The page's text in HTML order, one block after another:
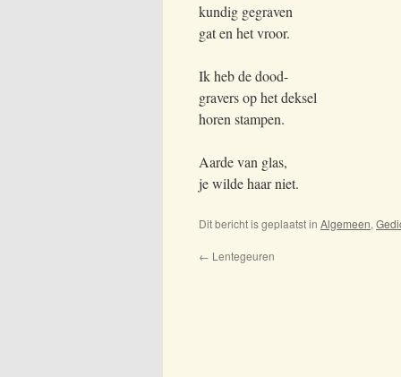
kundig gegraven
gat en het vroor.
Ik heb de dood-
gravers op het deksel
horen stampen.
Aarde van glas,
je wilde haar niet.
Dit bericht is geplaatst in Algemeen,
← Lentegeuren